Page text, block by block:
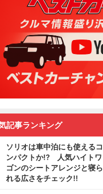
記事ランキング
ソリオは車中泊にも使えるコ
ンパクトか!? 人気ハイトワ
ゴンのシートアレンジと寝ら
れる広さをチェック!!